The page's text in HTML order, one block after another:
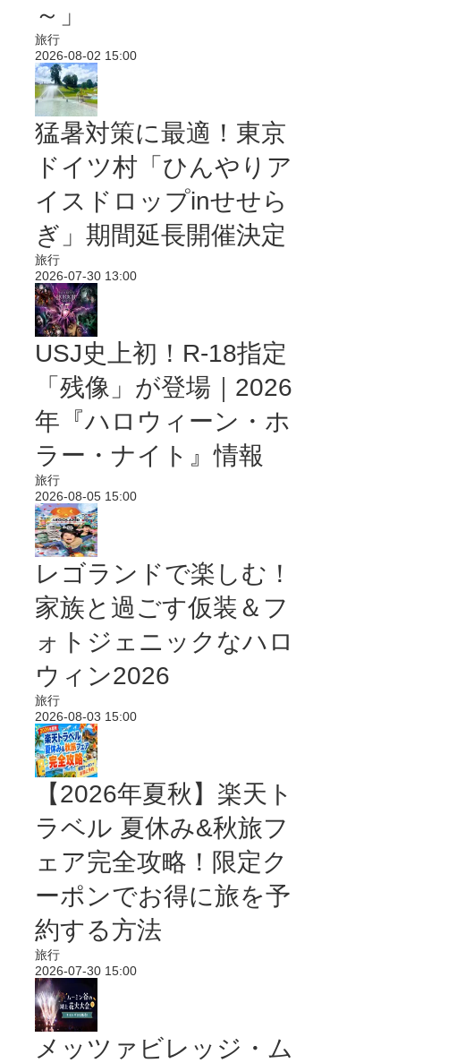
～」
旅行
2026-08-02 15:00
猛暑対策に最適！東京
ドイツ村「ひんやりア
イスドロップinせせら
ぎ」期間延長開催決定
旅行
2026-07-30 13:00
USJ史上初！R-18指定
「残像」が登場｜2026
年『ハロウィーン・ホ
ラー・ナイト』情報
旅行
2026-08-05 15:00
レゴランドで楽しむ！
家族と過ごす仮装＆フ
ォトジェニックなハロ
ウィン2026
旅行
2026-08-03 15:00
【2026年夏秋】楽天ト
ラベル 夏休み&秋旅フ
ェア完全攻略！限定ク
ーポンでお得に旅を予
約する方法
旅行
2026-07-30 15:00
メッツァビレッジ・ム